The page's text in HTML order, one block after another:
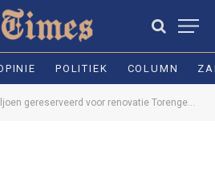
POLITIEK COLUMN
gereserveerd voor renovatie Torengebouw